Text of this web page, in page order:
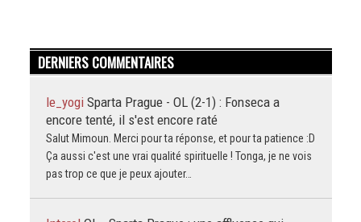
DERNIERS COMMENTAIRES
le_yogi Sparta Prague - OL (2-1) : Fonseca a
encore tenté, il s'est encore raté
Salut Mimoun. Merci pour ta réponse, et pour ta patience :D
Ça aussi c'est une vrai qualité spirituelle ! Tonga, je ne vois
pas trop ce que je peux ajouter…